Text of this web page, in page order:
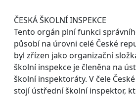
ČESKÁ ŠKOLNÍ INSPEKCE
Tento orgán plní funkci
působí na úrovni celé České
byl zřízen jako organizační
školní inspekce je členěna na
školní inspektoráty. V čele
stojí ústřední školní inspektor,